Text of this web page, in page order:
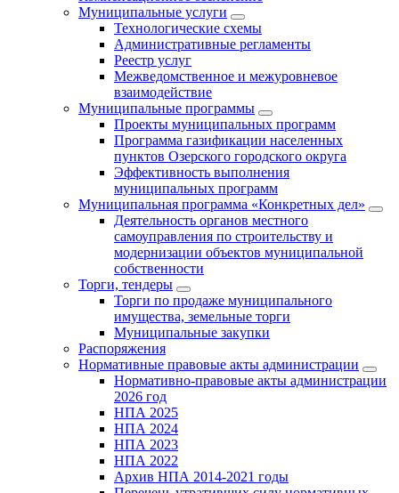
Муниципальные услуги
Технологические схемы
Административные регламенты
Реестр услуг
Межведомственное и межуровневое
взаимодействие
Муниципальные программы
Проекты муниципальных программ
Программа газификации населенных
пунктов Озерского городского округа
Эффективность выполнения
муниципальных программ
Муниципальная программа «Конкретных дел»
Деятельность органов местного
самоуправления по строительству и
модернизации объектов муниципальной
собственности
Торги, тендеры
Торги по продаже муниципального
имущества, земельные торги
Муниципальные закупки
Распоряжения
Нормативные правовые акты администрации
Нормативно-правовые акты администрации
2026 год
НПА 2025
НПА 2024
НПА 2023
НПА 2022
Архив НПА 2014-2021 годы